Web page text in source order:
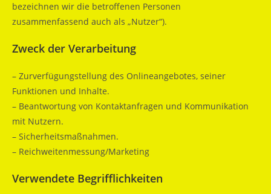
bezeichnen wir die betroffenen Personen
zusammenfassend auch als „Nutzer“).
Zweck der Verarbeitung
– Zurverfügungstellung des Onlineangebotes, seiner
Funktionen und Inhalte.
– Beantwortung von Kontaktanfragen und Kommunikation
mit Nutzern.
– Sicherheitsmaßnahmen.
– Reichweitenmessung/Marketing
Verwendete Begrifflichkeiten